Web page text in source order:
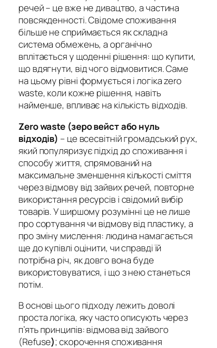
речей – це вже не дивацтво, а частина
повсякденності. Свідоме споживання
більше не сприймається як складна
система обмежень, а органічно
вплітається у щоденні рішення: що купити,
що вдягнути, від чого відмовитися. Саме
на цьому рівні формується і логіка zero
waste, коли кожне рішення, навіть
найменше, впливає на кількість відходів.
Zero waste (зеро вейст або нуль
відходів) – це всесвітній громадський рух,
який популяризує підхід до споживання і
способу життя, спрямований на
максимальне зменшення кількості сміття
через відмову від зайвих речей, повторне
використання ресурсів і свідомий вибір
товарів. У ширшому розумінні це не лише
про сортування чи відмову від пластику, а
про зміну мислення: людина намагається
ще до купівлі оцінити, чи справді їй
потрібна річ, як довго вона буде
використовуватися, і що з нею станеться
потім.
В основі цього підходу лежить доволі
проста логіка, яку часто описують через
п’ять принципів: відмова від зайвого
(Refuse); скорочення споживання